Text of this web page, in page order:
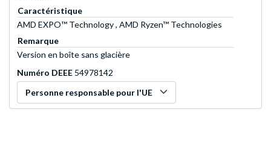
Caractéristique
AMD EXPO™ Technology , AMD Ryzen™ Technologies
Remarque
Version en boîte sans glacière
Numéro DEEE 54978142
Personne responsable pour l'UE